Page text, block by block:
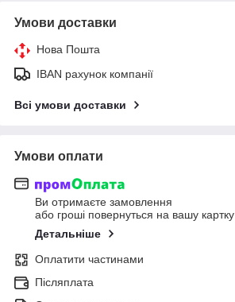
Умови доставки
Нова Пошта
IBAN рахунок компанії
Всі умови доставки
Умови оплати
Ви отримаєте замовлення
або гроші повернуться на вашу картку
Детальніше
Оплатити частинами
Післяплата